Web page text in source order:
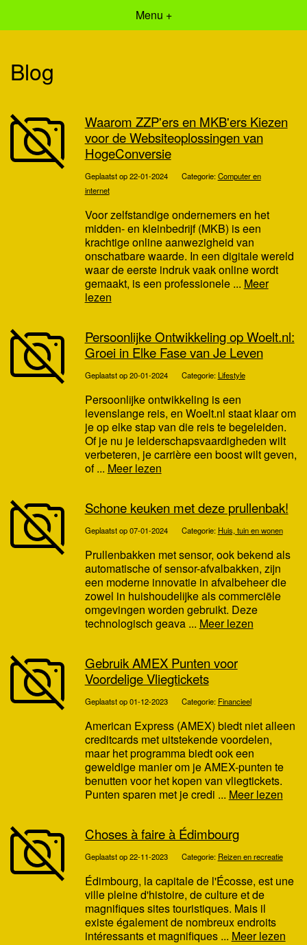
Menu +
Blog
Waarom ZZP'ers en MKB'ers Kiezen
voor de Websiteoplossingen van
HogeConversie
Geplaatst op 22-01-2024 Categorie:Computer en
internet
Voor zelfstandige ondernemers en het
midden- en kleinbedrijf (MKB) is een
krachtige online aanwezigheid van
onschatbare waarde. In een digitale wereld
waar de eerste indruk vaak online wordt
gemaakt, is een professionele ... Meer
lezen
Persoonlijke Ontwikkeling op Woelt.nl:
Groei in Elke Fase van Je Leven
Geplaatst op 20-01-2024 Categorie:Lifestyle
Persoonlijke ontwikkeling is een
levenslange reis, en Woelt.nl staat klaar om
je op elke stap van die reis te begeleiden.
Of je nu je leiderschapsvaardigheden wilt
verbeteren, je carrière een boost wilt geven,
of ... Meer lezen
Schone keuken met deze prullenbak!
Geplaatst op 07-01-2024 Categorie: Huis, tuin en wonen
Prullenbakken met sensor, ook bekend als
automatische of sensor-afvalbakken, zijn
een moderne innovatie in afvalbeheer die
zowel in huishoudelijke als commerciële
omgevingen worden gebruikt. Deze
technologisch geava ... Meer lezen
Gebruik AMEX Punten voor
Voordelige Vliegtickets
Geplaatst op 01-12-2023 Categorie: Financieel
American Express (AMEX) biedt niet alleen
creditcards met uitstekende voordelen,
maar het programma biedt ook een
geweldige manier om je AMEX-punten te
benutten voor het kopen van vliegtickets.
Punten sparen met je credi ... Meer lezen
Choses à faire à Édimbourg
Geplaatst op 22-11-2023 Categorie: Reizen en recreatie
Édimbourg, la capitale de l'Écosse, est une
ville pleine d'histoire, de culture et de
magnifiques sites touristiques. Mais il
existe également de nombreux endroits
intéressants et magnifiques ... Meer lezen